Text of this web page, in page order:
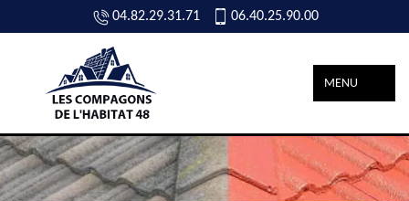
04.82.29.31.71 06.40.25.90.00
MENU